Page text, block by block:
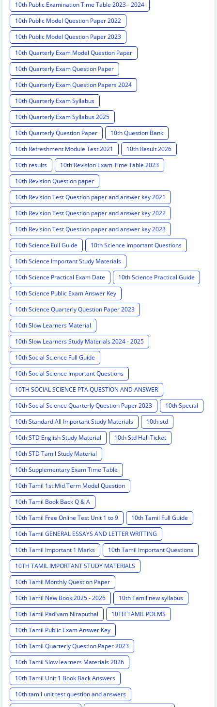
10th Public Examination Time Table 2023 - 2024
10th Public Model Question Paper 2022
10th Public Model Question Paper 2023
10th Quarterly Exam Model Question Paper
10th Quarterly Exam Question Paper
10th Quarterly Exam Question Papers 2024
10th Quarterly Exam Syllabus
10th Quarterly Exam Syllabus 2025
10th Quarterly Question Paper
10th Question Bank
10th Refreshment Module Test 2021
10th Result 2026
10th results
10th Revision Exam Time Table 2023
10th Revision Question paper
10th Revision Test Question paper and answer key 2021
10th Revision Test Question paper and answer key 2022
10th Revision Test Question paper and answer key 2023
10th Science Full Guide
10th Science Important Questions
10th Science Important Study Materials
10th Science Practical Exam Date
10th Science Practical Guide
10th Science Public Exam Answer Key
10th Science Quarterly Question Paper 2023
10th Slow Learners Material
10th Slow Learners Study Materials 2024 - 2025
10th Social Science Full Guide
10th Social Science Important Questions
10TH SOCIAL SCIENCE PTA QUESTION AND ANSWER
10th Social Science Quarterly Question Paper 2023
10th Special
10th Standard All Important Study Materials
10th std
10th STD English Study Material
10th Std Hall Ticket
10th STD Tamil Study Material
10th Supplementary Exam Time Table
10th Tamil 1st Mid Term Model Question
10th Tamil Book Back Q & A
10th Tamil Free Online Test Unit 1 to 9
10th Tamil Full Guide
10th Tamil GENERAL ESSAYS AND LETTER WRITTING
10th Tamil Important 1 Marks
10th Tamil Important Questions
10TH TAMIL IMPORTANT STUDY MATERIALS
10th Tamil Monthly Question Paper
10th Tamil New Book 2025 - 2026
10th Tamil new syllabus
10th Tamil Padivam Niraputhal
10TH TAMIL POEMS
10th Tamil Public Exam Answer Key
10th Tamil Quarterly Question Paper 2023
10th Tamil Slow learners Materials 2026
10th Tamil Unit 1 Book Back Answers
10th tamil unit test question and answers